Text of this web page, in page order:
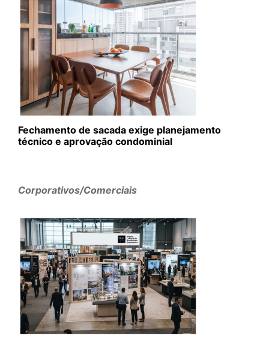
Fechamento de sacada exige planejamento
técnico e aprovação condominial
Corporativos/Comerciais